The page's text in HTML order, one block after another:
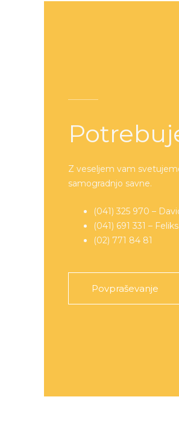
Z veseljem vam
samogradnjo savne.
(041) 325 970 –
(041) 691 331 – Feliks
(02) 771 84 81
Povpraševanje